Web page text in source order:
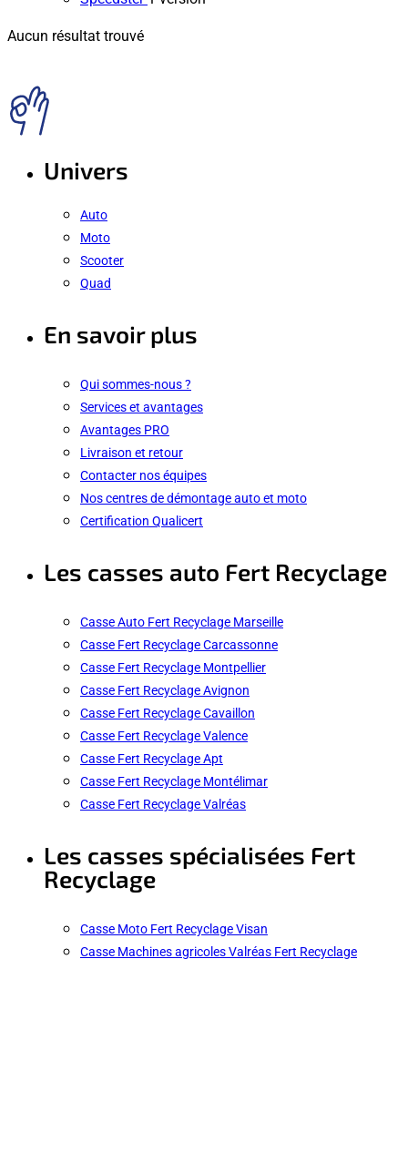
Aucun résultat trouvé
Univers
Auto
Moto
Scooter
Quad
En savoir plus
Qui sommes-nous ?
Services et avantages
Avantages PRO
Livraison et retour
Contacter nos équipes
Nos centres de démontage auto et moto
Certification Qualicert
Les casses auto Fert Recyclage
Casse Auto Fert Recyclage Marseille
Casse Fert Recyclage Carcassonne
Casse Fert Recyclage Montpellier
Casse Fert Recyclage Avignon
Casse Fert Recyclage Cavaillon
Casse Fert Recyclage Valence
Casse Fert Recyclage Apt
Casse Fert Recyclage Montélimar
Casse Fert Recyclage Valréas
Les casses spécialisées Fert
Recyclage
Casse Moto Fert Recyclage Visan
Casse Machines agricoles Valréas Fert Recyclage